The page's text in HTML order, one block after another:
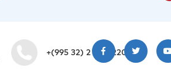
+(995 32) 2 200 220